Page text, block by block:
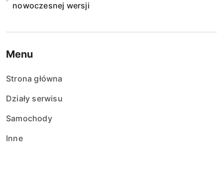
nowoczesnej wersji
Menu
Strona główna
Działy serwisu
Samochody
Inne